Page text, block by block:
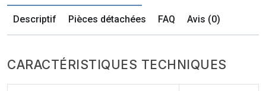
Descriptif Pièces détachées FAQ Avis (0)
CARACTÉRISTIQUES TECHNIQUES